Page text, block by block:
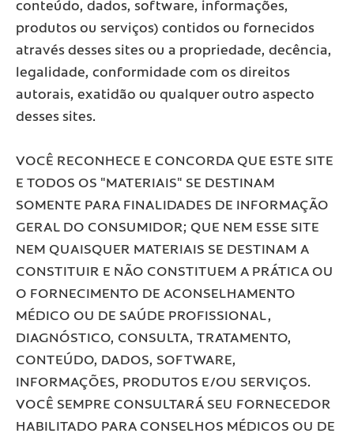
conteúdo, dados, software, informações,
produtos ou serviços) contidos ou fornecidos
através desses sites ou a propriedade, decência,
legalidade, conformidade com os direitos
autorais, exatidão ou qualquer outro aspecto
desses sites.
VOCÊ RECONHECE E CONCORDA QUE ESTE SITE
E TODOS OS "MATERIAIS" SE DESTINAM
SOMENTE PARA FINALIDADES DE INFORMAÇÃO
GERAL DO CONSUMIDOR; QUE NEM ESSE SITE
NEM QUAISQUER MATERIAIS SE DESTINAM A
CONSTITUIR E NÃO CONSTITUEM A PRÁTICA OU
O FORNECIMENTO DE ACONSELHAMENTO
MÉDICO OU DE SAÚDE PROFISSIONAL,
DIAGNÓSTICO, CONSULTA, TRATAMENTO,
CONTEÚDO, DADOS, SOFTWARE,
INFORMAÇÕES, PRODUTOS E/OU SERVIÇOS.
VOCÊ SEMPRE CONSULTARÁ SEU FORNECEDOR
HABILITADO PARA CONSELHOS MÉDICOS OU DE